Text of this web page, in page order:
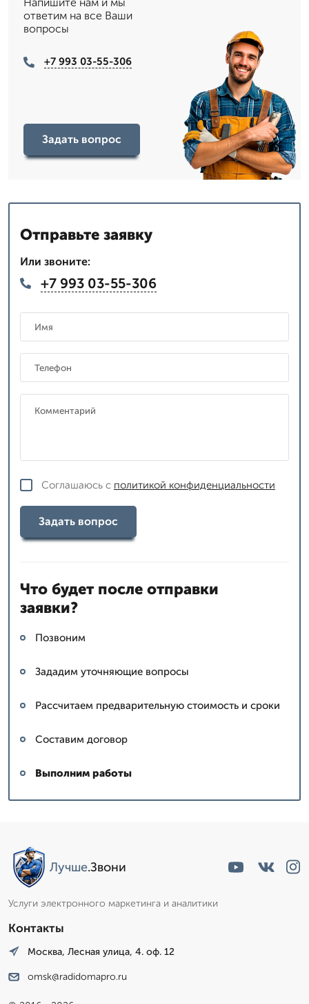
Напишите нам и мы
ответим на все Ваши
вопросы
+7 993 03-55-306
Задать вопрос
Отправьте заявку
Или звоните:
+7 993 03-55-306
Соглашаюсь с политикой конфиденциальности
Задать вопрос
Что будет после отправки
заявки?
Позвоним
Зададим уточняющие вопросы
Рассчитаем предварительную стоимость и сроки
Составим договор
Выполним работы
Лучше.Звони
Услуги электронного маркетинга и аналитики
Контакты
Москва, Лесная улица, 4. оф. 12
omsk@radidomapro.ru